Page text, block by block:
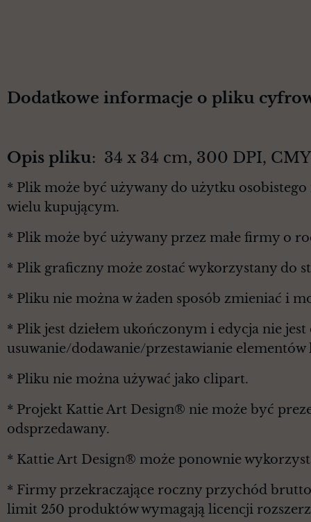
Dodatkowe informacje o pliku
Opis pliku: 34 x 34 cm, 300 DPI,
* Plik może być używany do użytku
wielu kupującym.
* Plik może być używany przez małe firmy o
* Plik graficzny może zostać wykorzystany do
* Pliku nie można w żaden sposób zmieniać i
* Plik jest dziełem ukończonym i edycja nie
usuwanie/dodawanie/przestawianie
* Pliku nie można używać jako clipart.
* Projekt Kattie Art Design® nie może być
odsprzedawany.
* Kattie Art Design® może ponownie
* Firmy przekraczające roczny przychód
limit 250 produktów wymagają licencji